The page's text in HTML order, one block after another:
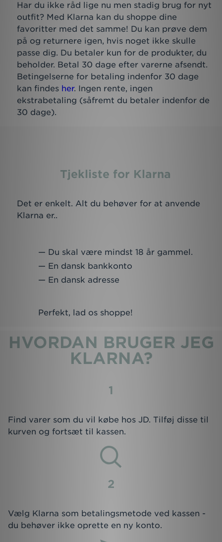
Har du ikke råd lige nu men stadig brug for nyt
outfit? Med Klarna kan du shoppe dine
favoritter med det samme! Du kan prøve dem
på og returnere igen, hvis noget ikke skulle
passe dig. Du betaler kun for de produkter, du
beholder. Betal 30 dage efter varerne afsendt.
Betingelserne for betaling indenfor 30 dage
kan findes her. Ingen rente, ingen
ekstrabetaling (såfremt du betaler indenfor de
30 dage).
Tjekliste for Klarna
Det er enkelt. Alt du behøver for at anvende
Klarna er..
Du skal være mindst 18 år gammel.
En dansk bankkonto
En dansk adresse
Perfekt, lad os shoppe!
HVORDAN BRUGER JEG
KLARNA?
1
Find varer som du vil købe hos JD. Tilføj disse til
kurven og fortsæt til kassen.
2
Vælg Klarna som betalingsmetode ved kassen -
du behøver ikke oprette en ny konto.